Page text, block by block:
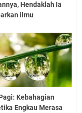
Hendaklah Ia
ilmu
Kebahagian
Engkau Merasa